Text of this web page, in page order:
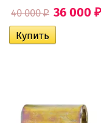
40 000₽ 36 000 ₽